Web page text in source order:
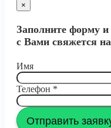
×
Заполните форму
с Вами свяжется
Имя
Телефон *
Отправить